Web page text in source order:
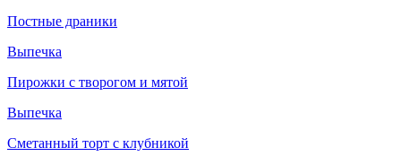
Постные драники
Выпечка
Пирожки с творогом и мятой
Выпечка
Сметанный торт с клубникой